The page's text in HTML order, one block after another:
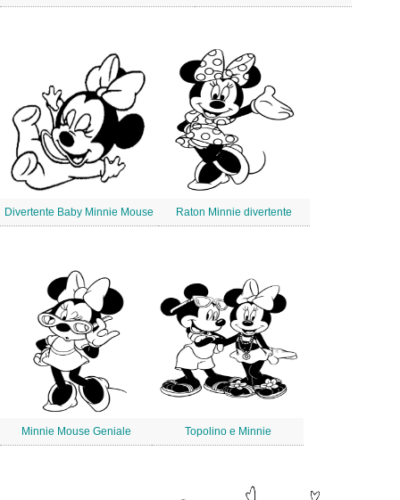
Divertente Baby Minnie Mouse Raton Minnie divertente
Minnie Mouse Geniale Topolino e Minnie